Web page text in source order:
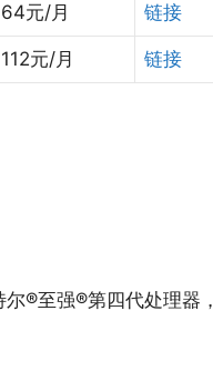
64元/月 链接
112元/月 链接
®至强®第四代处理器，